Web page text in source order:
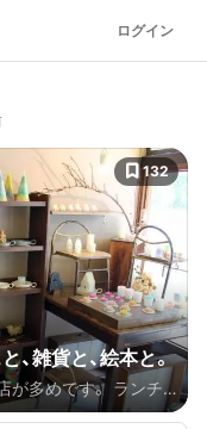
ログイン
132
、雑貨と、絵本と。
が多めです。 ランチ
で… 気まぐれな午後